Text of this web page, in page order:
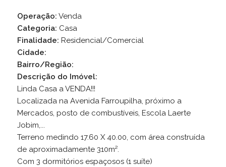
Operação: Venda
Categoria: Casa
Finalidade: Residencial/Comercial
Cidade:
Bairro/Região:
Descrição do Imóvel:
Linda Casa a VENDA!!!
Localizada na Avenida Farroupilha, próximo a
Mercados, posto de combustíveis, Escola Laerte
Jobim,...
Terreno medindo 17.60 X 40.00, com área construída
de aproximadamente 310m².
Com 3 dormitórios espaçosos (1 suíte)